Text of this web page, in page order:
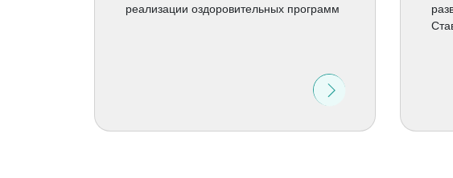
реализации оздоровительных программ